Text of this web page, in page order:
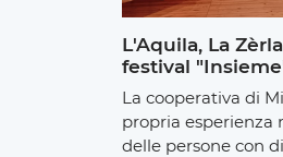
L'Aquila, La
festival
La cooperativa di
propria esperienza
delle persone con